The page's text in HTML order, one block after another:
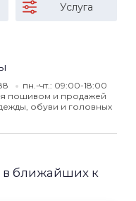
Услуга
пн.-чт.: 09:00-18:00
пошивом и продажей
обуви и головных
ближайших к